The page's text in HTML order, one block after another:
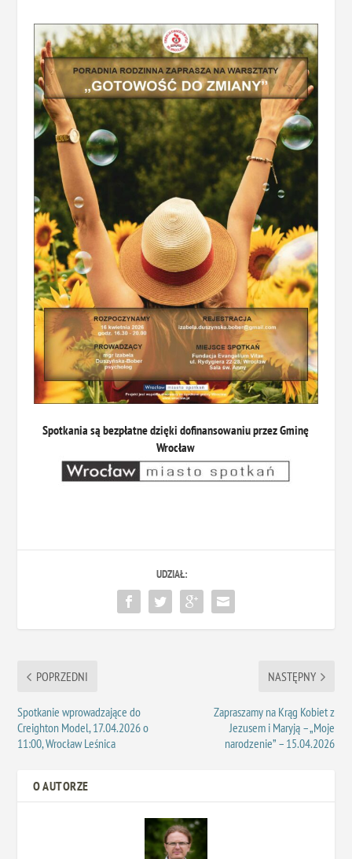
Spotkania są bezpłatne dzięki dofinansowaniu przez Gminę
Wrocław
UDZIAŁ:
POPRZEDNI
Spotkanie wprowadzające do
Creighton Model, 17.04.2026 o
11:00, Wrocław Leśnica
NASTĘPNY
Zapraszamy na Krąg Kobiet z
Jezusem i Maryją – „Moje
narodzenie” – 15.04.2026
O AUTORZE